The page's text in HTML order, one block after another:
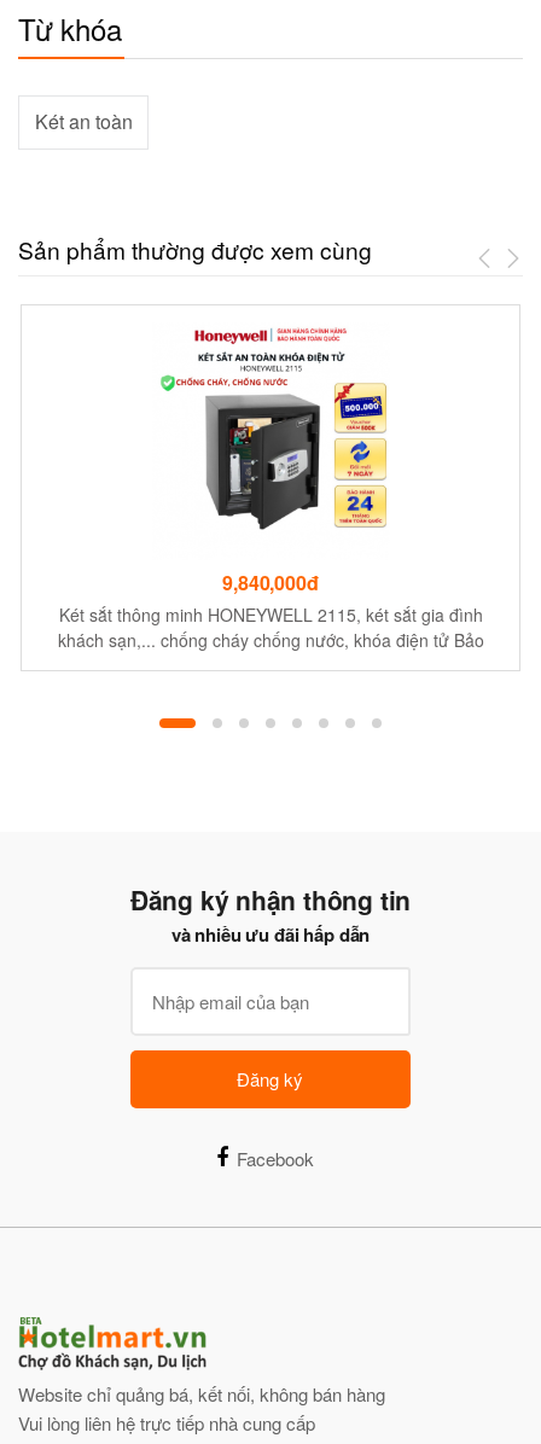
Từ khóa
Két an toàn
Sản phẩm thường được xem cùng
9,840,000đ
Két sắt thông minh HONEYWELL 2115, két sắt gia đình
khách sạn,... chống cháy chống nước, khóa điện tử Bảo
hành 2 năm
Đăng ký nhận thông tin
và nhiều ưu đãi hấp dẫn
Đăng ký
Facebook
Website chỉ quảng bá, kết nối, không bán hàng
Vui lòng liên hệ trực tiếp nhà cung cấp